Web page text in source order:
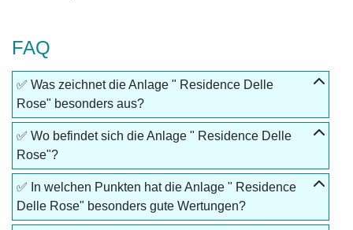
FAQ
✅ Was zeichnet die Anlage " Residence Delle
Rose" besonders aus?
✅ Wo befindet sich die Anlage " Residence Delle
Rose"?
✅ In welchen Punkten hat die Anlage " Residence
Delle Rose" besonders gute Wertungen?